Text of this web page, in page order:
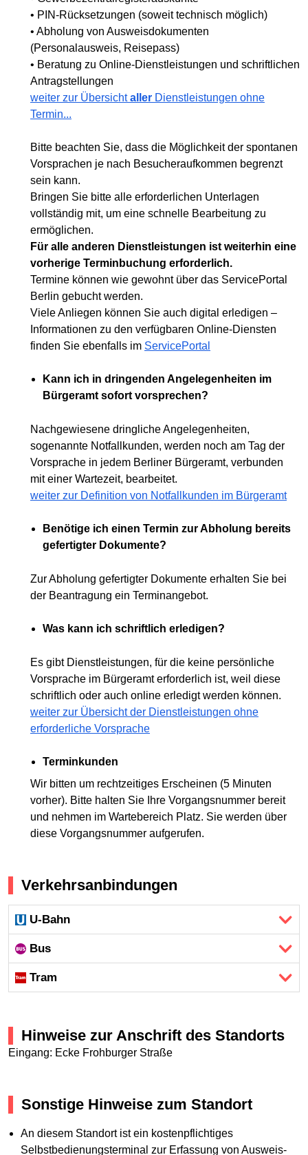
• PIN-Rücksetzungen (soweit technisch möglich)
• Abholung von Ausweisdokumenten
(Personalausweis, Reisepass)
• Beratung zu Online-Dienstleistungen und schriftlichen
Antragstellungen
weiter zur Übersichtaller Dienstleistungen ohne
Termin...
Bitte beachten Sie, dass die Möglichkeit der spontanen
Vorsprachen je nach Besucheraufkommen begrenzt
sein kann.
Bringen Sie bitte alle erforderlichen Unterlagen
vollständig mit, um eine schnelle Bearbeitung zu
ermöglichen.
Für alle anderen Dienstleistungen ist weiterhin eine
vorherige Terminbuchung erforderlich.
Termine können wie gewohnt über das ServicePortal
Berlin gebucht werden.
Viele Anliegen können Sie auch digital erledigen –
Informationen zu den verfügbaren Online-Diensten
finden Sie ebenfalls im ServicePortal
Kann ich in dringenden Angelegenheiten im
Bürgeramt sofort vorsprechen?
Nachgewiesene dringliche Angelegenheiten,
sogenannte Notfallkunden, werden noch am Tag der
Vorsprache in jedem Berliner Bürgeramt, verbunden
mit einer Wartezeit, bearbeitet.
weiter zur Definition von Notfallkunden im Bürgeramt
Benötige ich einen Termin zur Abholung bereits
gefertigter Dokumente?
Zur Abholung gefertigter Dokumente erhalten Sie bei
der Beantragung ein Terminangebot.
Was kann ich schriftlich erledigen?
Es gibt Dienstleistungen, für die keine persönliche
Vorsprache im Bürgeramt erforderlich ist, weil diese
schriftlich oder auch online erledigt werden können.
weiter zur Übersicht der Dienstleistungen ohne
erforderliche Vorsprache
Terminkunden
Wir bitten um rechtzeitiges Erscheinen (5 Minuten
vorher). Bitte halten Sie Ihre Vorgangsnummer bereit
und nehmen im Wartebereich Platz. Sie werden über
diese Vorgangsnummer aufgerufen.
Verkehrsanbindungen
U-Bahn
Bus
Tram
Hinweise zur Anschrift des Standorts
Eingang: Ecke Frohburger Straße
Sonstige Hinweise zum Standort
An diesem Standort ist ein kostenpflichtiges
Selbstbedienungsterminal zur Erfassung von Ausweis-